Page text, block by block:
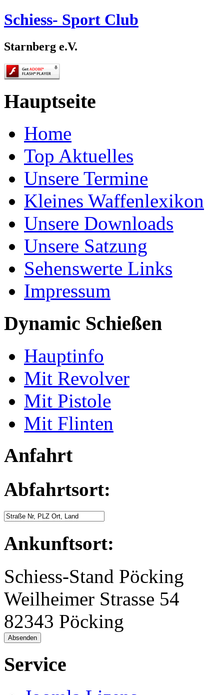
Schiess- Sport Club
Starnberg e.V.
Hauptseite
Home
Top Aktuelles
Unsere Termine
Kleines Waffenlexikon
Unsere Downloads
Unsere Satzung
Sehenswerte Links
Impressum
Dynamic Schießen
Hauptinfo
Mit Revolver
Mit Pistole
Mit Flinten
Anfahrt
Abfahrtsort:
Ankunftsort:
Schiess-Stand Pöcking
Weilheimer Strasse 54
82343 Pöcking
Absenden
Service